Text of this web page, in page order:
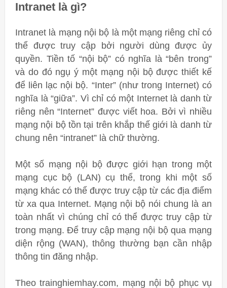
Intranet là gì?
Intranet là mạng nội bộ là một mạng riêng chỉ có
thể được truy cập bởi người dùng được ủy
quyền. Tiền tố “nội bộ” có nghĩa là “bên trong”
và do đó ngụ ý một mạng nội bộ được thiết kế
để liên lạc nội bộ. “Inter” (như trong Internet) có
nghĩa là “giữa”. Vì chỉ có một Internet là danh từ
riêng nên “Internet” được viết hoa. Bởi vì nhiều
mạng nội bộ tồn tại trên khắp thế giới là danh từ
chung nên “intranet” là chữ thường.
Một số mạng nội bộ được giới hạn trong một
mạng cục bộ (LAN) cụ thể, trong khi một số
mạng khác có thể được truy cập từ các địa điểm
từ xa qua Internet. Mạng nội bộ nói chung là an
toàn nhất vì chúng chỉ có thể được truy cập từ
trong mạng. Để truy cập mạng nội bộ qua mạng
diện rộng (WAN), thông thường bạn cần nhập
thông tin đăng nhập.
Theo trainghiemhay.com, mạng nội bộ phục vụ